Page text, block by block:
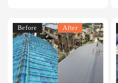
Before After